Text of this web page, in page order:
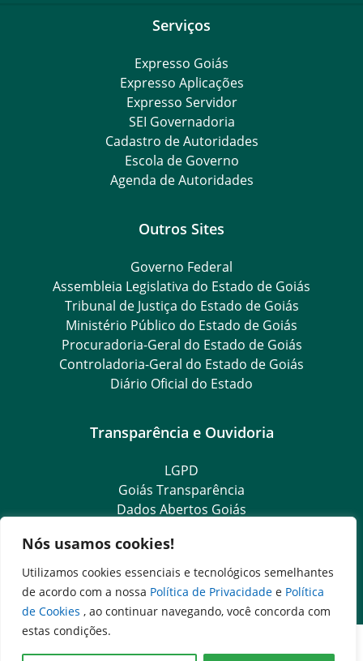
Nós usamos cookies!
Utilizamos cookies essenciais e tecnológicos semelhantes
de acordo com a nossa Política de Privacidade e Política
de Cookies , ao continuar navegando, você concorda com
estas condições.
Serviços
Expresso Goiás
Expresso Aplicações
Expresso Servidor
SEI Governadoria
Cadastro de Autoridades
Escola de Governo
Agenda de Autoridades
Outros Sites
Governo Federal
Assembleia Legislativa do Estado de Goiás
Tribunal de Justiça do Estado de Goiás
Ministério Público do Estado de Goiás
Procuradoria-Geral do Estado de Goiás
Controladoria-Geral do Estado de Goiás
Diário Oficial do Estado
Transparência e Ouvidoria
LGPD
Goiás Transparência
Dados Abertos Goiás
e-SIC – Serviço Eletrônico de Informação ao Cidadão
Ouvidoria Setorial (Expresso)
Ouvidoria Setorial (Presencial)